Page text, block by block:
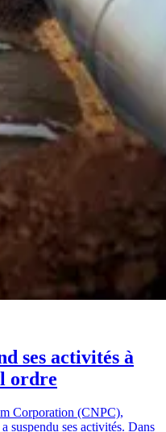
ses activités à
ordre
Corporation (CNPC),
suspendu ses activités. Dans